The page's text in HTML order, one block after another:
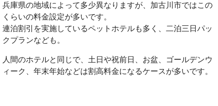
兵庫県の地域によって多少異なりますが、加古川市ではこの
くらいの料金設定が多いです。
連泊割引を実施しているペットホテルも多く、二泊三日パッ
クプランなども。
人間のホテルと同じで、土日や祝前日、お盆、ゴールデンウ
ィーク、年末年始などは割高料金になるケースが多いです。